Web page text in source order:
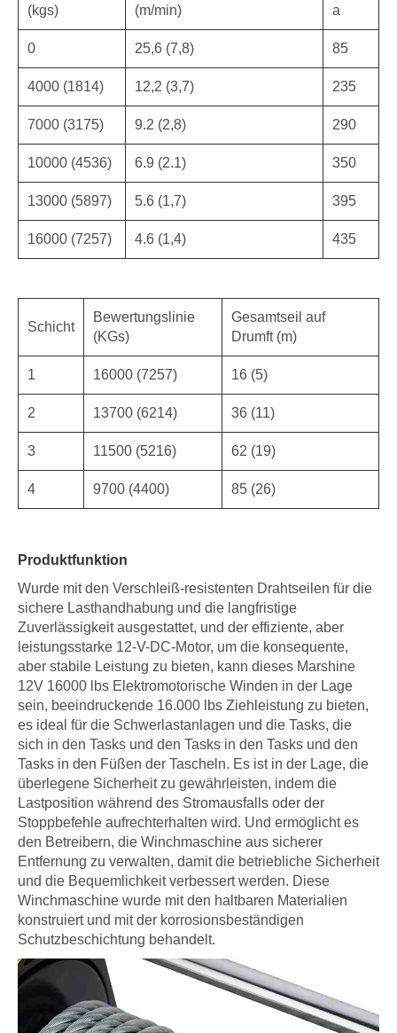
(kgs) (m/min) a
0 25,6 (7,8) 85
4000 (1814) 12,2 (3,7) 235
7000 (3175) 9.2 (2,8) 290
10000 (4536) 6.9 (2.1) 350
13000 (5897) 5.6 (1,7) 395
16000 (7257) 4.6 (1,4) 435
Schicht
Bewertungslinie
(KGs)
Gesamtseil auf
Drumft (m)
1 16000 (7257) 16 (5)
2 13700 (6214) 36 (11)
3 11500 (5216) 62 (19)
4 9700 (4400) 85 (26)
Produktfunktion
Wurde mit den Verschleiß-resistenten Drahtseilen für die
sichere Lasthandhabung und die langfristige
Zuverlässigkeit ausgestattet, und der effiziente, aber
leistungsstarke 12-V-DC-Motor, um die konsequente,
aber stabile Leistung zu bieten, kann dieses Marshine
12V 16000 lbs Elektromotorische Winden in der Lage
sein, beeindruckende 16.000 lbs Ziehleistung zu bieten,
es ideal für die Schwerlastanlagen und die Tasks, die
sich in den Tasks und den Tasks in den Tasks und den
Tasks in den Füßen der Tascheln. Es ist in der Lage, die
überlegene Sicherheit zu gewährleisten, indem die
Lastposition während des Stromausfalls oder der
Stoppbefehle aufrechterhalten wird. Und ermöglicht es
den Betreibern, die Winchmaschine aus sicherer
Entfernung zu verwalten, damit die betriebliche Sicherheit
und die Bequemlichkeit verbessert werden. Diese
Winchmaschine wurde mit den haltbaren Materialien
konstruiert und mit der korrosionsbeständigen
Schutzbeschichtung behandelt.